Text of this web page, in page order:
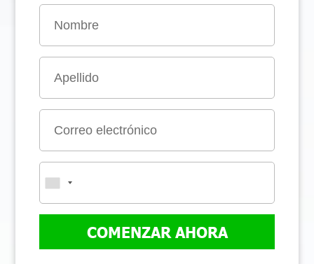
COMENZAR AHORA